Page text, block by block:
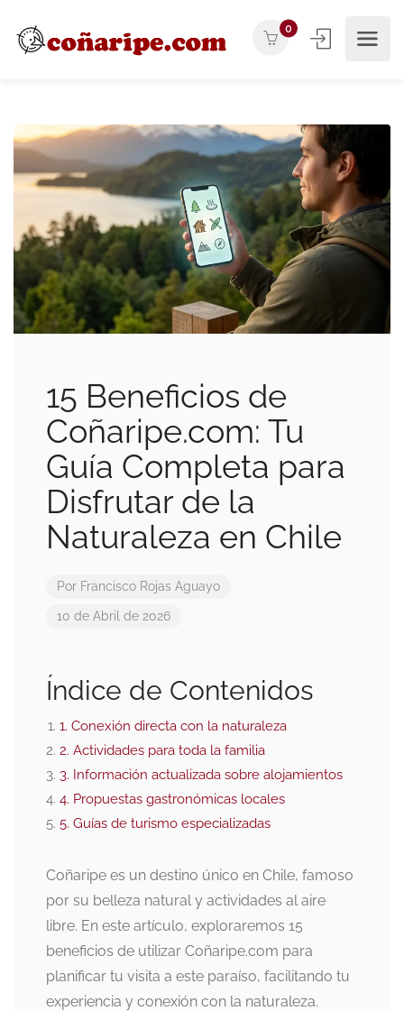
0
15 Beneficios de
Coñaripe.com: Tu
Guía Completa para
Disfrutar de la
Naturaleza en Chile
Por Francisco Rojas Aguayo
10 de Abril de 2026
Índice de Contenidos
1. Conexión directa con la naturaleza
2. Actividades para toda la familia
3. Información actualizada sobre alojamientos
4. Propuestas gastronómicas locales
5. Guías de turismo especializadas
Coñaripe es un destino único en Chile, famoso
por su belleza natural y actividades al aire
libre. En este artículo, exploraremos 15
beneficios de utilizar Coñaripe.com para
planificar tu visita a este paraíso, facilitando tu
experiencia y conexión con la naturaleza.